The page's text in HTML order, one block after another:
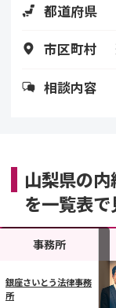
都道府県
市区町村
相談内容
山梨県の
を一覧表で
横スクロール可能
事務所
銀座さいとう法律事務
所